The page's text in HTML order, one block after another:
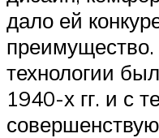
дало ей
технологии
1940-х гг. и с